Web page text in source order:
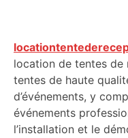
location de tentes de
tentes de haute
d’événements, y
événements
l’installation et le